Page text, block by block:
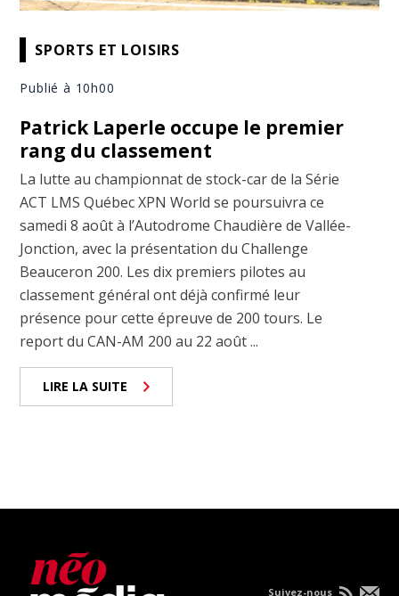
SPORTS ET LOISIRS
Publié à 10h00
Patrick Laperle occupe le premier
rang du classement
La lutte au championnat de stock-car de la Série
ACT LMS Québec XPN World se poursuivra ce
samedi 8 août à l’Autodrome Chaudière de Vallée-
Jonction, avec la présentation du Challenge
Beauceron 200. Les dix premiers pilotes au
classement général ont déjà confirmé leur
présence pour cette épreuve de 200 tours. Le
report du CAN-AM 200 au 22 août ...
LIRE LA SUITE
Suivez-nous